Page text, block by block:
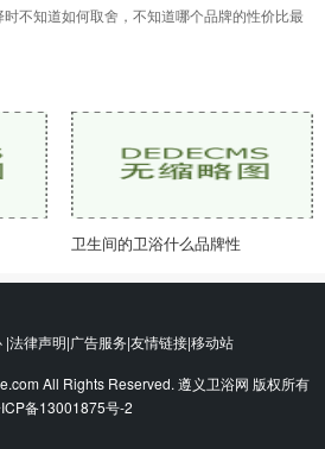
不知道如何取舍，不知道哪个品牌的性价比最
卫生间的卫浴什么品牌性
|法律声明|广告服务|友情链接|移动站
All Rights Reserved. 遵义卫浴网 版权所有
备13001875号-2